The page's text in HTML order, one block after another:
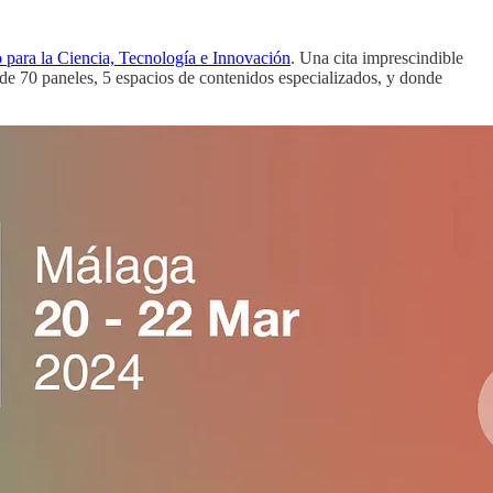
la Ciencia, Tecnología e Innovación. Una cita imprescindible
70 paneles, 5 espacios de contenidos especializados, y donde